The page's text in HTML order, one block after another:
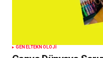
GENELTEKNOLOJI